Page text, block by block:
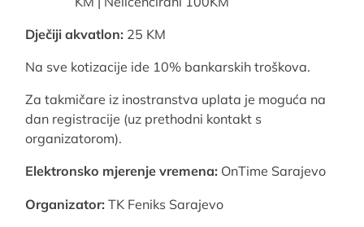
Dječiji akvatlon: 25 KM
Na sve kotizacije ide 10% bankarskih troškova.
Za takmičare iz inostranstva uplata je moguća na
dan registracije (uz prethodni kontakt s
organizatorom).
Elektronsko mjerenje vremena: OnTime Sarajevo
Organizator: TK Feniks Sarajevo